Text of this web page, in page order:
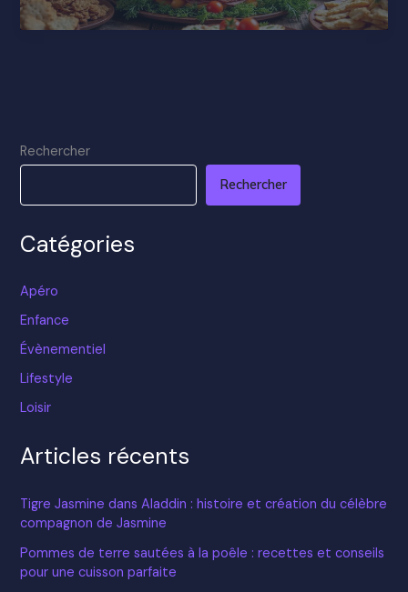
Rechercher
Rechercher
Catégories
Apéro
Enfance
Évènementiel
Lifestyle
Loisir
Articles récents
Tigre Jasmine dans Aladdin : histoire et création du célèbre
compagnon de Jasmine
Pommes de terre sautées à la poêle : recettes et conseils
pour une cuisson parfaite